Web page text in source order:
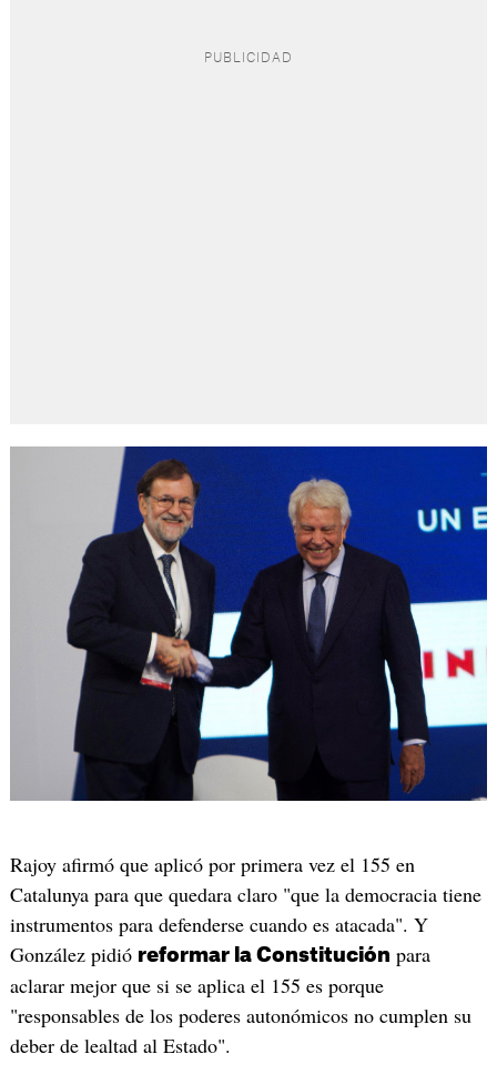
Rajoy afirmó que aplicó por primera vez el 155 en
Catalunya para que quedara claro "que la democracia tiene
instrumentos para defenderse cuando es atacada". Y
González pidió reformar la Constitución para
aclarar mejor que si se aplica el 155 es porque
"responsables de los poderes autonómicos no cumplen su
deber de lealtad al Estado".